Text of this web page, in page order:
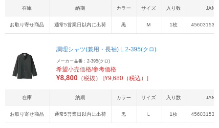
在庫 納期 カラー サイズ 入り数 JAN
お取り寄せ商品 通常5営業日以内に出荷 黒 Ｍ 1枚
調理シャツ(兼用・長袖) L 2-395(クロ)
メーカー品番：2-395(クロ)
希望小売価格/参考価格
¥8,800 （税抜） [¥9,680（税込）]
在庫 納期 カラー サイズ 入り数 JAN
お取り寄せ商品 通常5営業日以内に出荷 黒 Ｌ 1枚